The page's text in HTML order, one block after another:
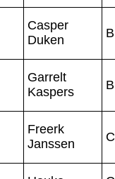
Casper
Duken
Garrelt
Kaspers
Freerk
Janssen